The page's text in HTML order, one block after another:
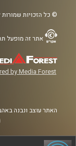
© כל הזכויות שמורות
אתר זה מופעל
by Media Forest
האתר עוצב ונבנה